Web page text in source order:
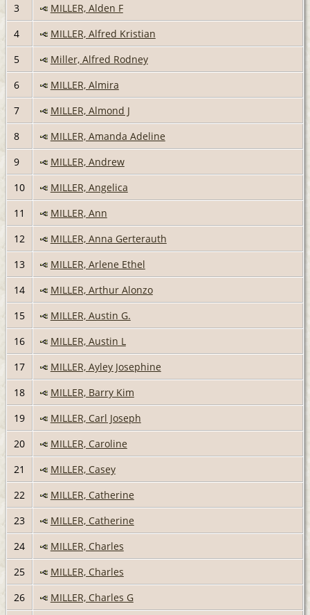
3
MILLER, Alden F
4
MILLER, Alfred Kristian
5
Miller, Alfred Rodney
6
MILLER, Almira
7
MILLER, Almond J
8
MILLER, Amanda Adeline
9
MILLER, Andrew
10
MILLER, Angelica
11
MILLER, Ann
12
MILLER, Anna Gerterauth
13
MILLER, Arlene Ethel
14
MILLER, Arthur Alonzo
15
MILLER, Austin G.
16
MILLER, Austin L
17
MILLER, Ayley Josephine
18
MILLER, Barry Kim
19
MILLER, Carl Joseph
20
MILLER, Caroline
21
MILLER, Casey
22
MILLER, Catherine
23
MILLER, Catherine
24
MILLER, Charles
25
MILLER, Charles
26
MILLER, Charles G